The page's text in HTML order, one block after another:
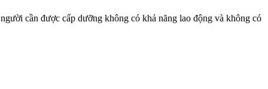
cần được cấp dưỡng không có khả năng lao động và không có